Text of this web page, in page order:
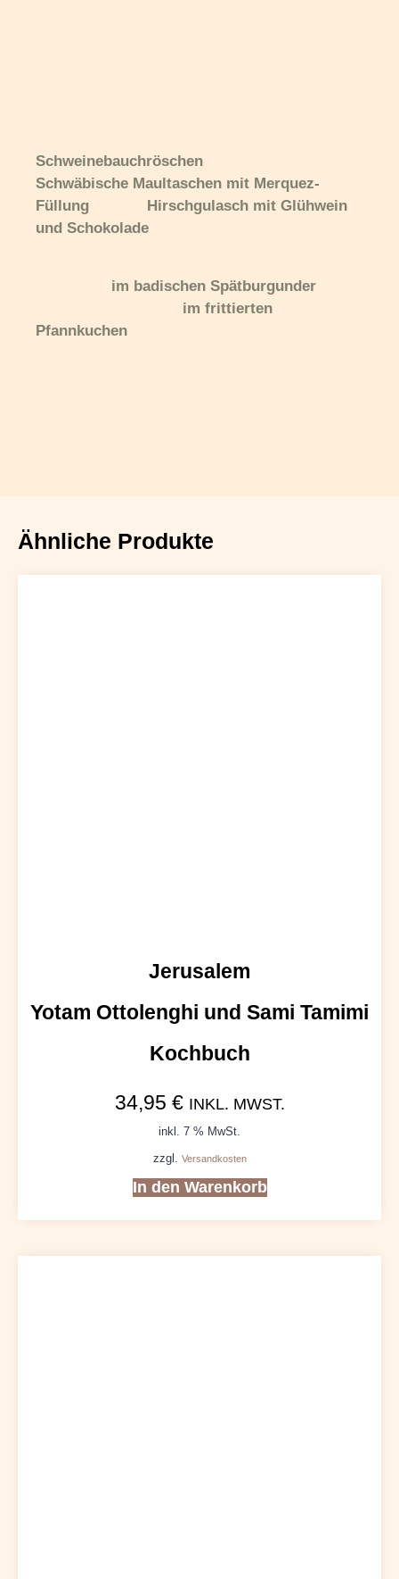
Schweinebauchröschen
Schwäbische Maultaschen mit Merquez-
Füllung
Hirschgulasch mit Glühwein
und Schokolade
im badischen Spätburgunder
im frittierten
Pfannkuchen
Ähnliche Produkte
Jerusalem
Yotam Ottolenghi und Sami Tamimi
Kochbuch
34,95 € INKL. MWST.
inkl. 7 % MwSt.
zzgl. Versandkosten
In den Warenkorb